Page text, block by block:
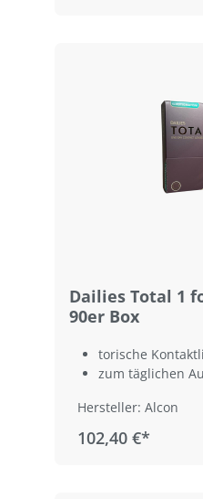
Dailies Total 1
90er Box
torische
zum täglichen
Hersteller: Alcon
102,40 €*